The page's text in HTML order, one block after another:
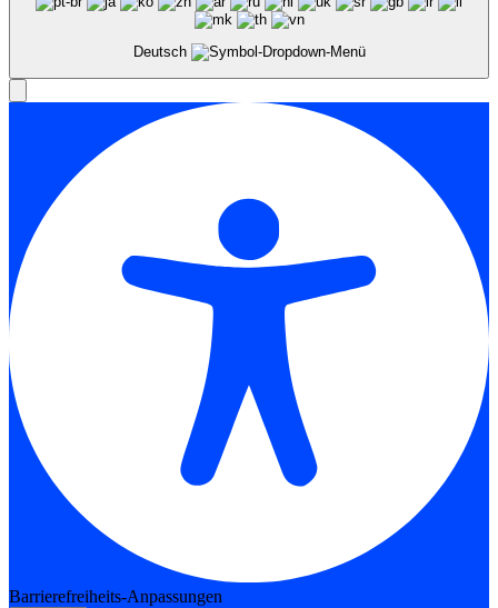
Deutsch
Barrierefreiheits-Anpassungen